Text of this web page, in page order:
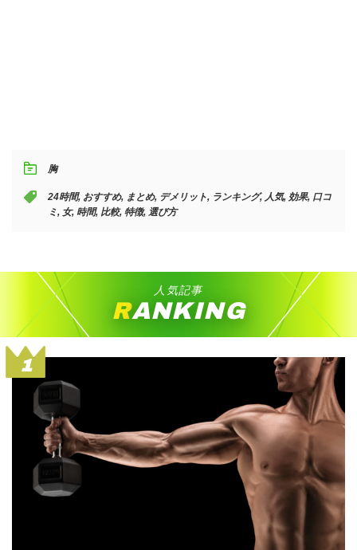
胸
24時間, おすすめ, まとめ, デメリット, ランキング, 人気, 効果, 口コ
ミ, 女, 時間, 比較, 特徴, 選び方
人気記事
RANKING
1